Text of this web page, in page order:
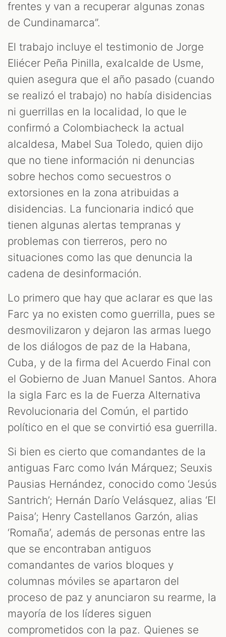
frentes y van a recuperar algunas zonas
de Cundinamarca”.
El trabajo incluye el testimonio de Jorge
Eliécer Peña Pinilla, exalcalde de Usme,
quien asegura que el año pasado (cuando
se realizó el trabajo) no había disidencias
ni guerrillas en la localidad, lo que le
confirmó a Colombiacheck la actual
alcaldesa, Mabel Sua Toledo, quien dijo
que no tiene información ni denuncias
sobre hechos como secuestros o
extorsiones en la zona atribuidas a
disidencias. La funcionaria indicó que
tienen algunas alertas tempranas y
problemas con tierreros, pero no
situaciones como las que denuncia la
cadena de desinformación.
Lo primero que hay que aclarar es que las
Farc ya no existen como guerrilla, pues se
desmovilizaron y dejaron las armas luego
de los diálogos de paz de la Habana,
Cuba, y de la firma del Acuerdo Final con
el Gobierno de Juan Manuel Santos. Ahora
la sigla Farc es la de Fuerza Alternativa
Revolucionaria del Común, el partido
político en el que se convirtió esa guerrilla.
Si bien es cierto que comandantes de la
antiguas Farc como Iván Márquez; Seuxis
Pausias Hernández, conocido como ‘Jesús
Santrich’; Hernán Darío Velásquez, alias ‘El
Paisa’; Henry Castellanos Garzón, alias
‘Romaña’, además de personas entre las
que se encontraban antiguos
comandantes de varios bloques y
columnas móviles se apartaron del
proceso de paz y anunciaron su rearme, la
mayoría de los líderes siguen
comprometidos con la paz. Quienes se